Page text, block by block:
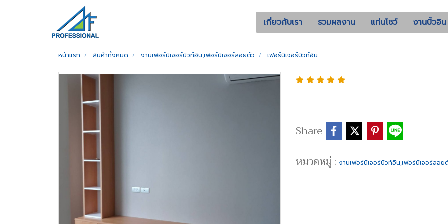
เกี่ยวกับเรา รวมผลงาน แท่นโชว์ งานบิ้วอิน
หน้าแรก สินค้าทั้งหมด งานเฟอร์นิเจอร์บิวท์อิน,เฟอร์นิเจอร์ลอยตัว เฟอร์นิเจอร์บิวท์อิน
Share
หมวดหมู่ : งานเฟอร์นิเจอร์บิวท์อิน,เฟอร์นิเจอร์ลอย